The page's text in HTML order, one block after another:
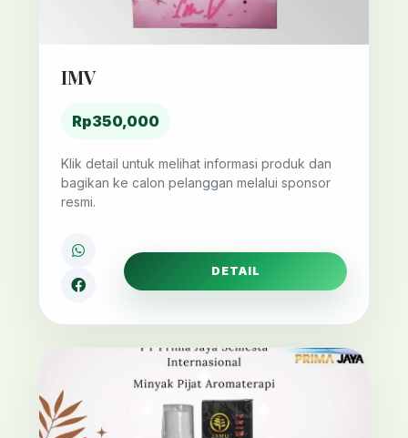
IMV
Rp350,000
Klik detail untuk melihat informasi produk dan
bagikan ke calon pelanggan melalui sponsor
resmi.
DETAIL